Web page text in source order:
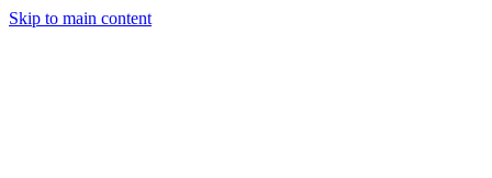
Skip to main content